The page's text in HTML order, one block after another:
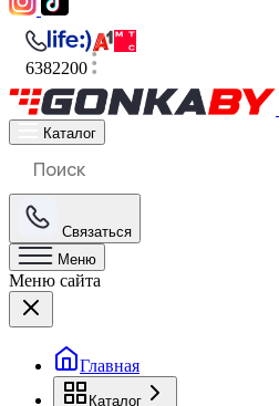
6382200
Каталог
Связаться
Меню
Меню сайта
Главная
Каталог